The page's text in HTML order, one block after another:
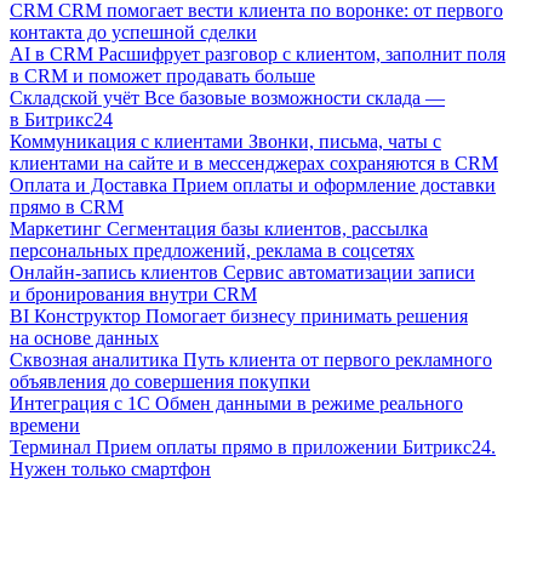
CRM CRM помогает вести клиента по воронке: от первого
контакта до успешной сделки
AI в CRM Расшифрует разговор с клиентом, заполнит поля
в CRM и поможет продавать больше
Складской учёт Все базовые возможности склада —
в Битрикс24
Коммуникация с клиентами Звонки, письма, чаты с
клиентами на сайте и в мессенджерах сохраняются в CRM
Оплата и Доставка Прием оплаты и оформление доставки
прямо в CRM
Маркетинг Сегментация базы клиентов, рассылка
персональных предложений, реклама в соцсетях
Онлайн-запись клиентов Сервис автоматизации записи
и бронирования внутри CRM
BI Конструктор Помогает бизнесу принимать решения
на основе данных
Сквозная аналитика Путь клиента от первого рекламного
объявления до совершения покупки
Интеграция с 1С Обмен данными в режиме реального
времени
Терминал Прием оплаты прямо в приложении Битрикс24.
Нужен только смартфон